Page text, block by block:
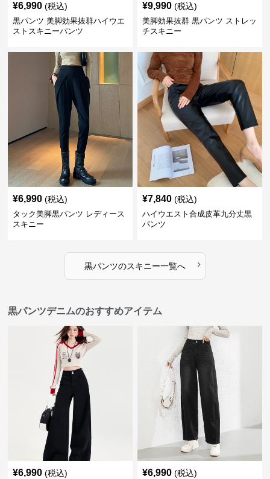
¥6,990 (税込)
黒パンツ 美脚効果抜群ハイウエ
ストスキニーパンツ
¥9,990 (税込)
美脚効果抜群 黒パンツ ストレッ
チスキニー
¥6,990 (税込)
タック美脚黒パンツ レディース
スキニー
¥7,840 (税込)
ハイウエスト合成皮革九分丈黒
パンツ
黒パンツのスキニー一覧へ ›
黒パンツデニムのおすすめアイテム
¥6,990 (税込) ¥6,990 (税込)